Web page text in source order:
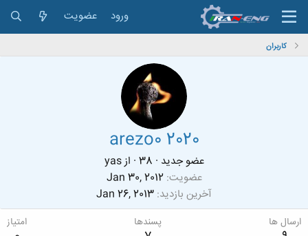
ورود عضویت
کاربران
arezo0 2020
عضو جدید ·
· ازyas
عضویت Jan 30, 2012
آخرین بازدید Jan 26, 2013
ارسال ها پسندها امتیاز